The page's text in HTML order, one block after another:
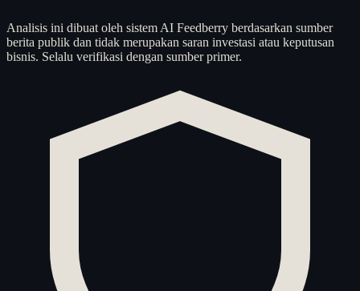
Analisis ini dibuat oleh sistem AI Feedberry berdasarkan sumber
berita publik dan tidak merupakan saran investasi atau keputusan
bisnis. Selalu verifikasi dengan sumber primer.